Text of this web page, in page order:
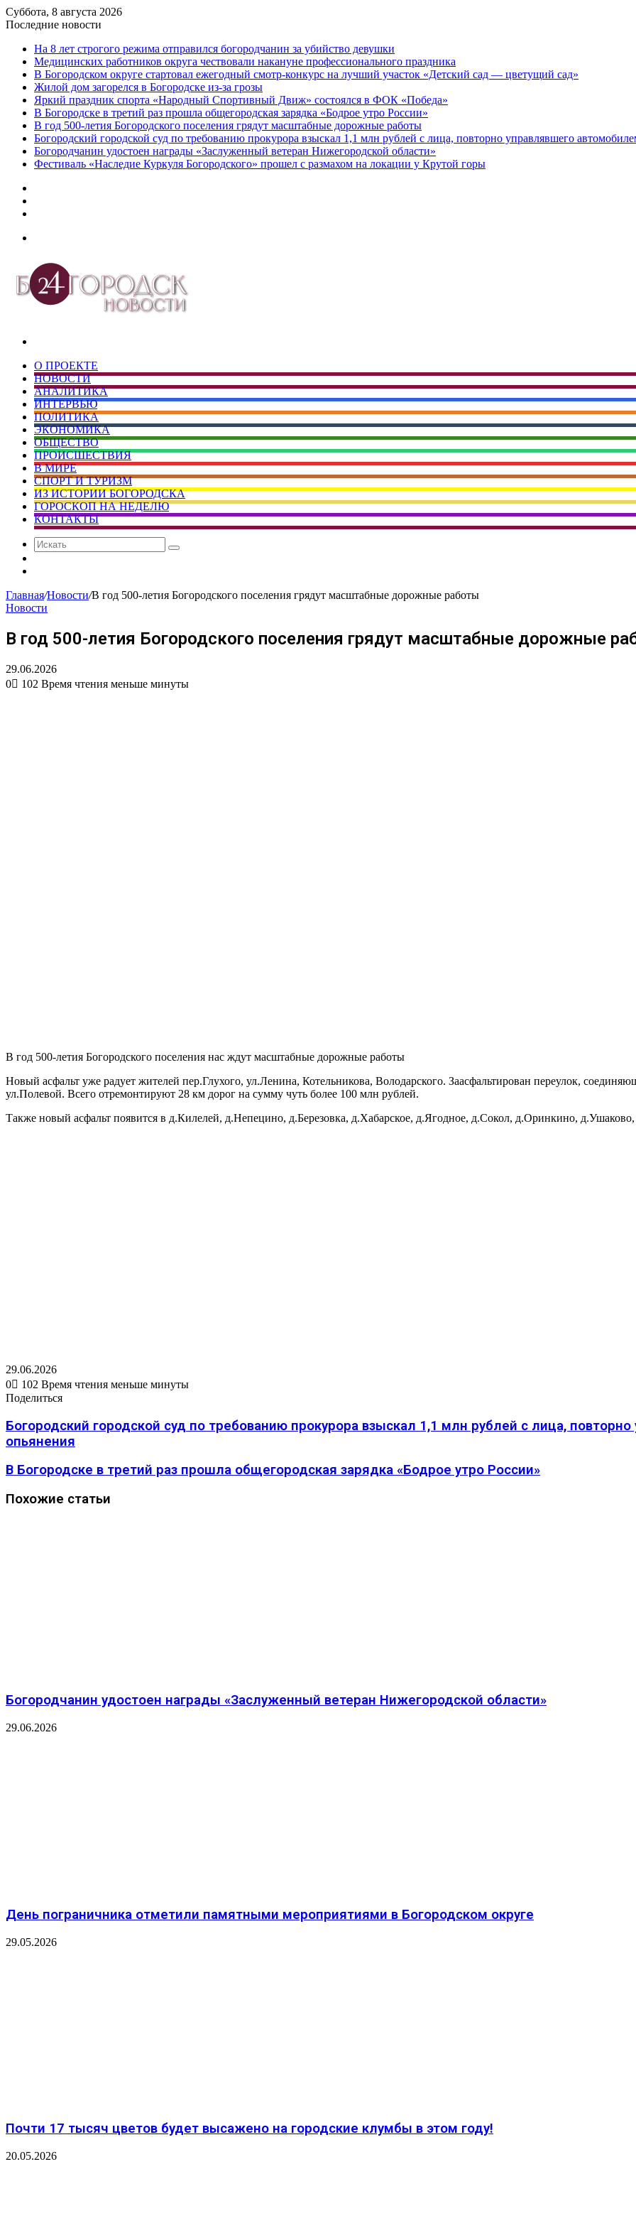
Суббота, 8 августа 2026
Последние новости
На 8 лет строгого режима отправился богородчанин за убийство девушки
Медицинских работников округа чествовали накануне профессионального праздника
В Богородском округе стартовал ежегодный смотр-конкурс на лучший участок «Детский сад — цветущий сад»
Жилой дом загорелся в Богородске из-за грозы
Яркий праздник спорта «Народный Спортивный Движ» состоялся в ФОК «Победа»
В Богородске в третий раз прошла общегородская зарядка «Бодрое утро России»
В год 500-летия Богородского поселения грядут масштабные дорожные работы
️Богородский городской суд по требованию прокурора взыскал 1,1 млн рублей с лица, повторно управлявшего
Богородчанин удостоен награды «Заслуженный ветеран Нижегородской области»
Фестиваль «Наследие Куркуля Богородского» прошел с размахом на локации у Крутой горы
О ПРОЕКТЕ
НОВОСТИ
АНАЛИТИКА
ИНТЕРВЬЮ
ПОЛИТИКА
ЭКОНОМИКА
ОБЩЕСТВО
ПРОИСШЕСТВИЯ
В МИРЕ
СПОРТ И ТУРИЗМ
ИЗ ИСТОРИИ БОГОРОДСКА
ГОРОСКОП НА НЕДЕЛЮ
КОНТАКТЫ
Искать
Главная/Новости/В год 500-летия Богородского поселения грядут масштабные дорожные работы
Новости
В год 500-летия Богородского поселения грядут масштабные дорожные
29.06.2026
0
102 Время чтения меньше минуты
В год 500-летия Богородского поселения нас ждут масштабные дорожные работы
Новый асфальт уже радует жителей пер.Глухого, ул.Ленина, Котельникова, Володарского. Заасфальтирован переулок,
ул.Полевой. Всего отремонтируют 28 км дорог на сумму чуть более 100 млн рублей.
Также новый асфальт появится в д.Килелей, д.Непецино, д.Березовка, д.Хабарское, д.Ягодное, д.Сокол, д.Оринкино,
29.06.2026
0
102 Время чтения меньше минуты
Вконтакте
Одноклассники
WhatsApp
Telegram
Viber
Поделиться
электронную
почту
Печатать
Поделиться
через
электронную
почту
️Богородский городской суд по требованию прокурора взыскал 1,1 млн рублей с лица,
опьянения
В Богородске в третий раз прошла общегородская зарядка «Бодрое утро России»
Похожие статьи
Богородчанин удостоен награды «Заслуженный ветеран Нижегородской области»
29.06.2026
День пограничника отметили памятными мероприятиями в Богородском округе
29.05.2026
Почти 17 тысяч цветов будет высажено на городские клумбы в этом году!
20.05.2026